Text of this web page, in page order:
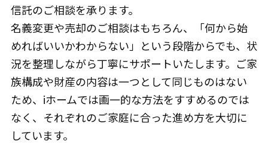
信託のご相談を承ります。
名義変更や売却のご相談はもちろん、「何から始
めればいいかわからない」という段階からでも、状
況を整理しながら丁寧にサポートいたします。ご家
族構成や財産の内容は一つとして同じものはない
ため、iホームでは画一的な方法をすすめるのでは
なく、それぞれのご家庭に合った進め方を大切に
しています。